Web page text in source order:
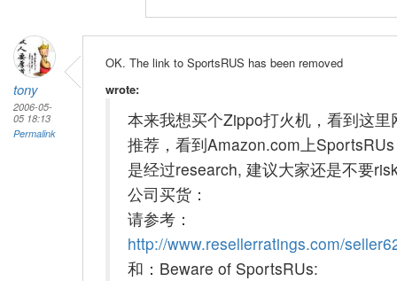
tony
2006-05-
05 18:13
Permalink
OK. The link to SportsRUS has been removed
wrote:
本来我想买个Zippo打火机，看到这里
推荐，看到Amazon.com上
是经过research, 建议大家还是不要
公司买货：
请参考：
http://www.resellerratings.com/
和：Beware of SportsRUs: